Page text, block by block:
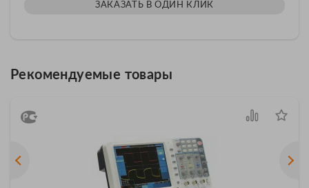
ЗАКАЗАТЬ В ОДИН КЛИК
Рекомендуемые товары